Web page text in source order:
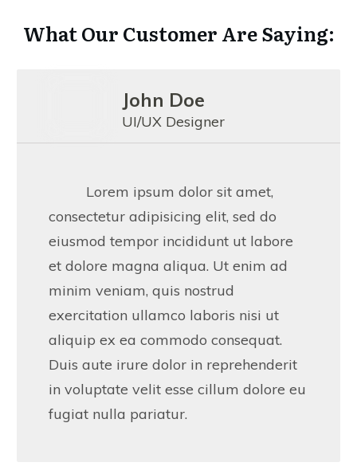
What Our Customer Are Saying:
John Doe
UI/UX Designer
Lorem ipsum dolor sit amet,
consectetur adipisicing elit, sed do
eiusmod tempor incididunt ut labore
et dolore magna aliqua. Ut enim ad
minim veniam, quis nostrud
exercitation ullamco laboris nisi ut
aliquip ex ea commodo consequat.
Duis aute irure dolor in reprehenderit
in voluptate velit esse cillum dolore eu
fugiat nulla pariatur.